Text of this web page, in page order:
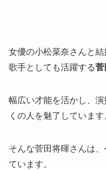
女優の小松菜奈さんと結
歌手としても活躍する菅
幅広い才能を活かし、
くの人を魅了しています
そんな菅田将暉さんは
ています。